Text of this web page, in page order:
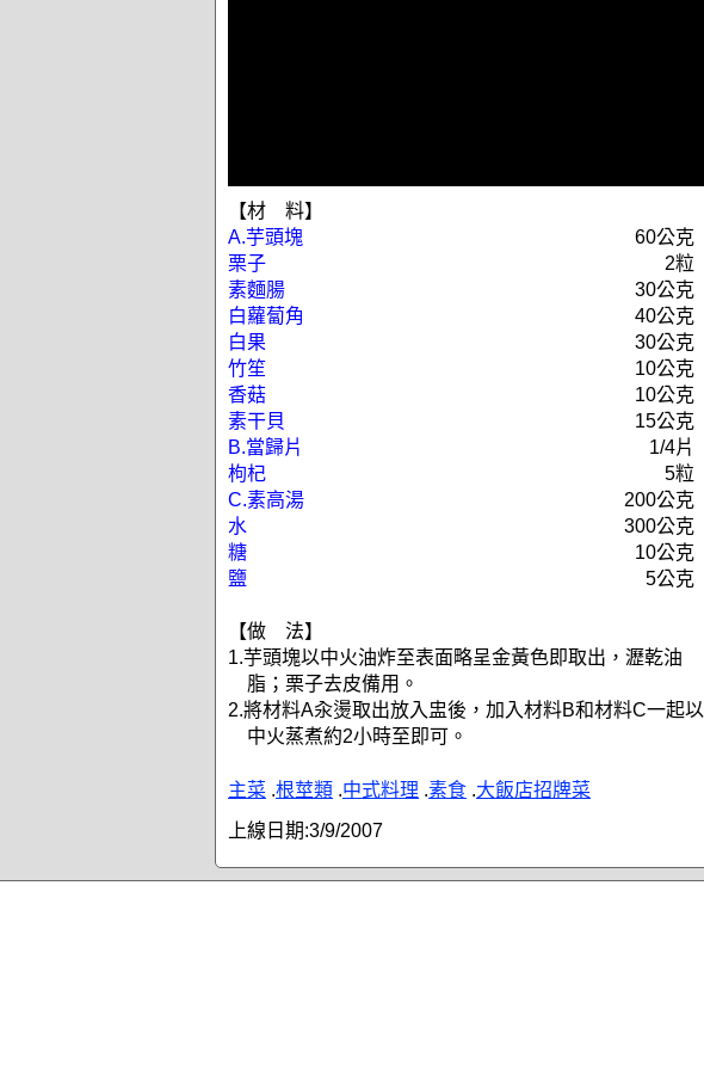
【材 料】
A.芋頭塊
60公克
栗子
2粒
素麵腸
30公克
白蘿蔔角
40公克
白果
30公克
竹笙
10公克
香菇
10公克
素干貝
15公克
B.當歸片
1/4片
枸杞
5粒
C.素高湯
200公克
水
300公克
糖
10公克
鹽
5公克
【做 法】
1.芋頭塊以中火油炸至表面略呈金黃色即取出，瀝乾油
脂；栗子去皮備用。
2.將材料A汆燙取出放入盅後，加入材料B和材料C一起以
中火蒸煮約2小時至即可。
主菜 .根莖類 .中式料理 .素食 .大飯店招牌菜
上線日期:3/9/2007